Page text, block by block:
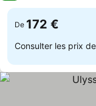
De 172 €
Consulter les prix de